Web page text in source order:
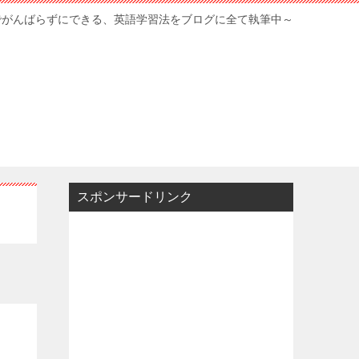
んばらずにできる、英語学習法をブログに全て執筆中～
スポンサードリンク